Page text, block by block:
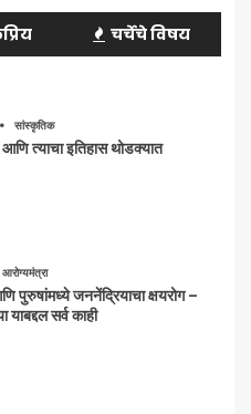
चर्चेचे विषय
सांस्कृतिक
आणि त्याचा इतिहास थोडक्यात
आरोग्यमंत्रा
पुरुषांमध्ये जननेंद्रियाचा क्षयरोग –
याबद्दल सर्व काही